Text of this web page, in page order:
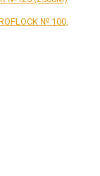
№ 100,